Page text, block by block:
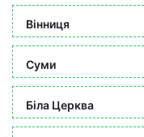
Вінниця
Суми
Біла Церква